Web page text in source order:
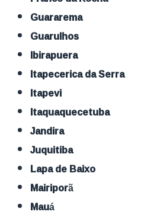
Guararema
Guarulhos
Ibirapuera
Itapecerica da Serra
Itapevi
Itaquaquecetuba
Jandira
Juquitiba
Lapa de Baixo
Mairiporã
Mauá